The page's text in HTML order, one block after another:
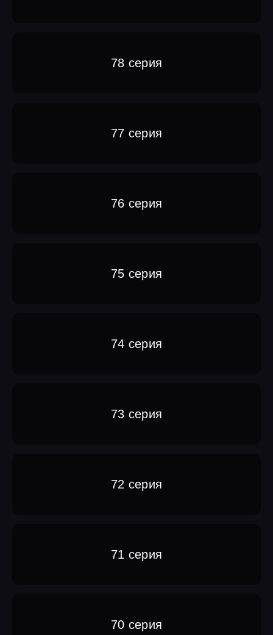
78 серия
77 серия
76 серия
75 серия
74 серия
73 серия
72 серия
71 серия
70 серия